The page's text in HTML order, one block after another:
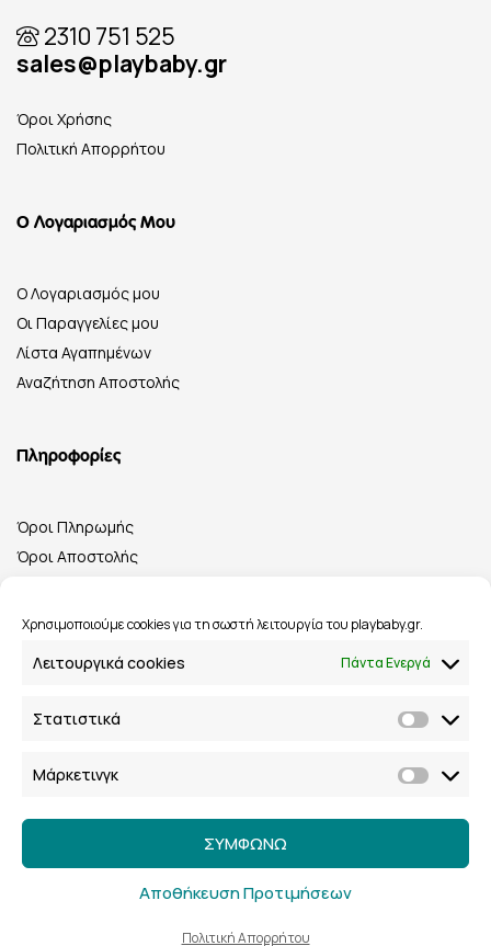
Χρησιμοποιούμε cookies για τη σωστή λειτουργία του playbaby.gr.
Λειτουργικά cookies Πάντα Ενεργά
Στατιστικά
Μάρκετινγκ
ΣΥΜΦΩΝΩ
Αποθήκευση Προτιμήσεων
Πολιτική Cookies
Πολιτική Απορρήτου
2310 751 525
sales@playbaby.gr
Όροι Χρήσης
Πολιτική Απορρήτου
Ο Λογαριασμός Μου
Ο Λογαριασμός μου
Οι Παραγγελίες μου
Λίστα Αγαπημένων
Αναζήτηση Αποστολής
Πληροφορίες
Όροι Πληρωμής
Όροι Αποστολής
Όροι & Προϋποθέσεις
Playbaby.gr © 2023 Με την επιφύλαξη παντός δικαιώματος.